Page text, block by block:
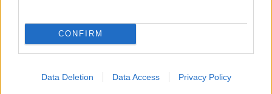
CONFIRM
Data Deletion Data Access Privacy Policy
Függetlenségre törekvő magánpirézként rég
csakis privát életembe visszavonulva alakíthatok ki ...